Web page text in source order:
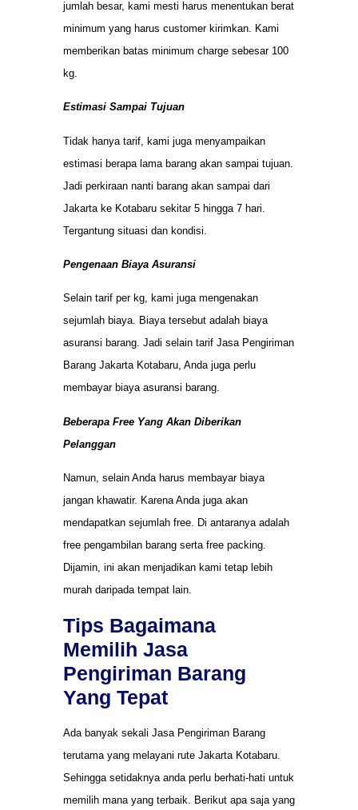
jumlah besar, kami mesti harus menentukan berat
minimum yang harus customer kirimkan. Kami
memberikan batas minimum charge sebesar 100
kg.
Estimasi Sampai Tujuan
Tidak hanya tarif, kami juga menyampaikan
estimasi berapa lama barang akan sampai tujuan.
Jadi perkiraan nanti barang akan sampai dari
Jakarta ke Kotabaru sekitar 5 hingga 7 hari.
Tergantung situasi dan kondisi.
Pengenaan Biaya Asuransi
Selain tarif per kg, kami juga mengenakan
sejumlah biaya. Biaya tersebut adalah biaya
asuransi barang. Jadi selain tarif Jasa Pengiriman
Barang Jakarta Kotabaru, Anda juga perlu
membayar biaya asuransi barang.
Beberapa Free Yang Akan Diberikan
Pelanggan
Namun, selain Anda harus membayar biaya
jangan khawatir. Karena Anda juga akan
mendapatkan sejumlah free. Di antaranya adalah
free pengambilan barang serta free packing.
Dijamin, ini akan menjadikan kami tetap lebih
murah daripada tempat lain.
Tips Bagaimana
Memilih Jasa
Pengiriman Barang
Yang Tepat
Ada banyak sekali Jasa Pengiriman Barang
terutama yang melayani rute Jakarta Kotabaru.
Sehingga setidaknya anda perlu berhati-hati untuk
memilih mana yang terbaik. Berikut apa saja yang